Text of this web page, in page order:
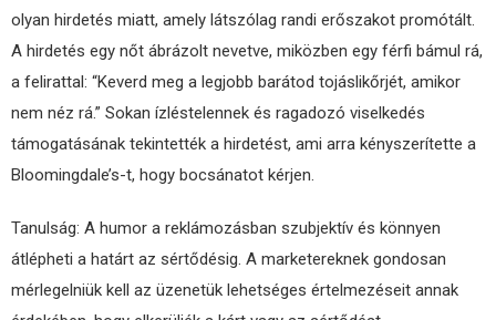
olyan hirdetés miatt, amely látszólag randi erőszakot promótált.
A hirdetés egy nőt ábrázolt nevetve, miközben egy férfi bámul rá,
a felirattal: “Keverd meg a legjobb barátod tojáslikőrjét, amikor
nem néz rá.” Sokan ízléstelennek és ragadozó viselkedés
támogatásának tekintették a hirdetést, ami arra kényszerítette a
Bloomingdale’s-t, hogy bocsánatot kérjen.
Tanulság: A humor a reklámozásban szubjektív és könnyen
átlépheti a határt az sértődésig. A marketereknek gondosan
mérlegelniük kell az üzenetük lehetséges értelmezéseit annak